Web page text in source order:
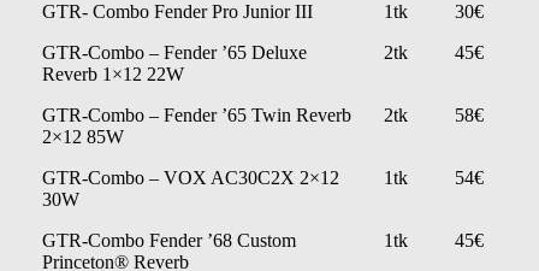
GTR- Combo Fender Pro Junior III 1tk
30€
GTR-Combo – Fender ’65 Deluxe
Reverb 1×12 22W
2tk 45€
GTR-Combo – Fender ’65 Twin Reverb
2×12 85W
2tk 58€
GTR-Combo – VOX AC30C2X 2×12
30W
1tk 54€
GTR-Combo Fender ’68 Custom
Princeton® Reverb
1tk 45€